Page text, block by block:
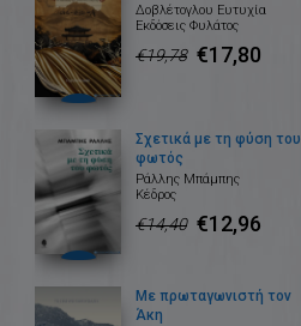
Δοβλέτογλου Ευτυχία
Εκδόσεις Φυλάτος
€19,78 €17,80
Σχετικά με τη φύση του
φωτός
Ράλλης Μπάμπης
Κέδρος
€14,40 €12,96
Με πρωταγωνιστή τον
Άκη